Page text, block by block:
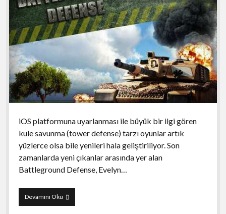
iOS platformuna uyarlanması ile büyük bir ilgi gören
kule savunma (tower defense) tarzı oyunlar artık
yüzlerce olsa bile yenileri hala geliştiriliyor. Son
zamanlarda yeni çıkanlar arasında yer alan
Battleground Defense, Evelyn…
Devamını OkuBattleground
Defense